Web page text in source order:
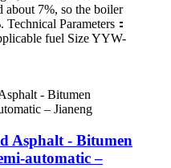
about 7%, so the boiler
Parameters：
fuel Size YYW-
Asphalt - Bitumen
automatic –